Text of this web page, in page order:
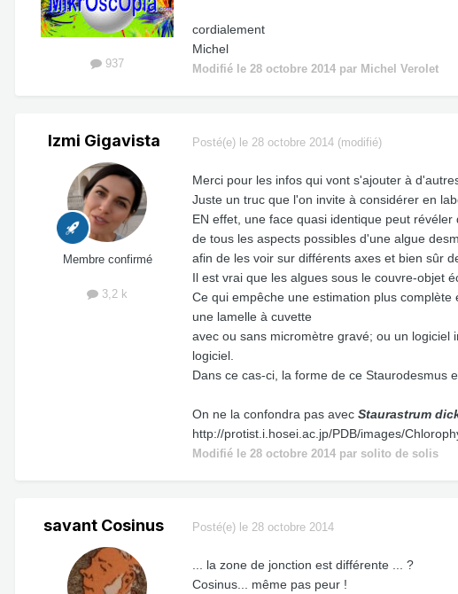
937
cordialement
Michel
Modifié le 28 octobre 2014 par Michel Verolet
Izmi Gigavista
Membre confirmé
3,2 k
Posté(e) le 28 octobre 2014 (modifié)
Merci pour les infos qui vont s'ajouter à
Juste un truc que l'on invite à considérer en
EN effet, une face quasi identique peut
de tous les aspects possibles d'une algue
afin de les voir sur différents axes et bien sûr
Il est vrai que les algues sous le couvre-objet
Ce qui empêche une estimation plus
une lamelle à cuvette
avec ou sans micromètre gravé; ou un
logiciel.
Dans ce cas-ci, la forme de ce Staurodesmus
On ne la confondra pas avec Staurastrum
http://protist.i.hosei.ac.jp/PDB/images/
Modifié le 28 octobre 2014 par solito de solis
savant Cosinus Posté(e) le 28 octobre 2014
... la zone de jonction est différente ... ?
Cosinus... même pas peur !